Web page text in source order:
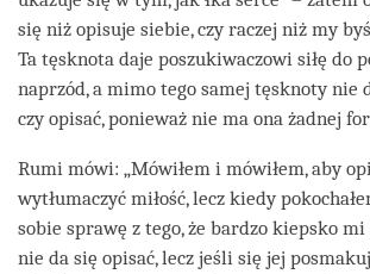
się niż opisuje siebie, czy raczej niż my
Ta tęsknota daje poszukiwaczowi siłę do
naprzód, a mimo tego samej tęsknoty nie
czy opisać, ponieważ nie ma ona żadnej
Rumi mówi: „Mówiłem i mówiłem, aby
wytłumaczyć miłość, lecz kiedy
sobie sprawę z tego, że bardzo kiepsko mi
nie da się opisać, lecz jeśli się jej